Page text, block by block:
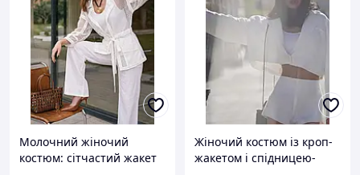
Молочний жіночий
костюм: сітчастий жакет
Жіночий костюм із кроп-
жакетом і спідницею-